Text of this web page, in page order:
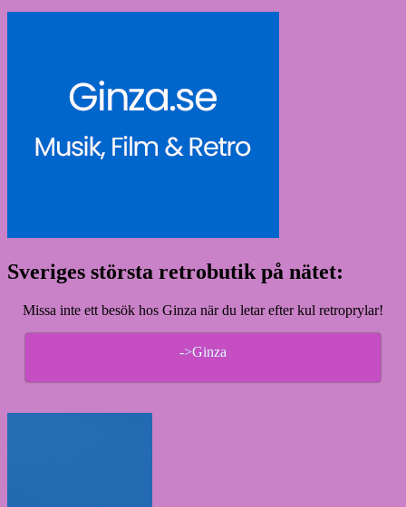
Sveriges största retrobutik på nätet:
Missa inte ett besök hos Ginza när du letar efter kul retroprylar!
->Ginza